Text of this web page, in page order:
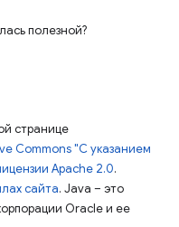
полезной?
странице
Commons "С указанием
Apache 2.0.
сайта. Java – это
Oracle и ее